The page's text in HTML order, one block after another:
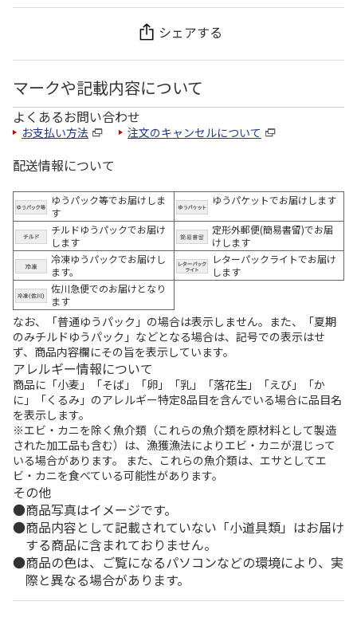
シェアする
マークや記載内容について
よくあるお問い合わせ
お支払い方法 注文のキャンセルについて
配送情報について
ゆうパック等でお届けしま
す
ゆうパケットでお届けします
チルドゆうパックでお届け
します
定形外郵便(簡易書留)でお届
けします
冷凍ゆうパックでお届けし
ます。
レターパックライトでお届け
します
佐川急便でのお届けとなり
ます
なお、「普通ゆうパック」の場合は表示しません。また、「夏期
のみチルドゆうパック」などとなる場合は、記号での表示はせ
ず、商品内容欄にその旨を表示しています。
アレルギー情報について
商品に「小麦」「そば」「卵」「乳」「落花生」「えび」「か
に」「くるみ」のアレルギー特定8品目を含んでいる場合に品目名
を表示します。
※エビ・カニを除く魚介類（これらの魚介類を原材料として製造
された加工品も含む）は、漁獲漁法によりエビ・カニが混じって
いる場合があります。 また、これらの魚介類は、エサとしてエ
ビ・カニを食べている可能性があります。
その他
商品写真はイメージです。
商品内容として記載されていない「小道具類」はお届け
する商品に含まれておりません。
商品の色は、ご覧になるパソコンなどの環境により、実
際と異なる場合があります。